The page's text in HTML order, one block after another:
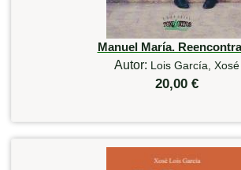
Manuel María.
Autor: Lois García, Xosé
20,00 €